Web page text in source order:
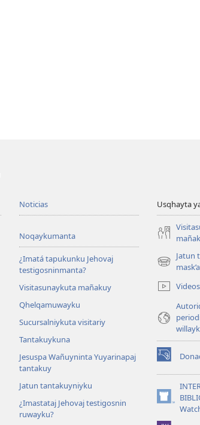
Noticias
Noqaykumanta
¿Imatá tapukunku Jehovaj
testigosninmanta?
Visitasunaykuta mañakuy
Qhelqamuwayku
Sucursalniykuta visitariy
Tantakuykuna
Jesuspa Wañuyninta Yuyarinapaj
tantakuy
Jatun tantakuyniyku
¿Imastataj Jehovaj testigosnin
ruwayku?
Usqhayta
Jatun
(opens
window)Videos
(opens
new
window)
(opens